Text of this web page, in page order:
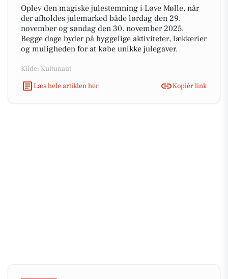
Oplev den magiske julestemning i Løve Mølle, når
der afholdes julemarked både lørdag den 29.
november og søndag den 30. november 2025.
Begge dage byder på hyggelige aktiviteter, lækkerier
og muligheden for at købe unikke julegaver.
Kilde: Kultunaut
Læs hele artiklen her
Kopiér link